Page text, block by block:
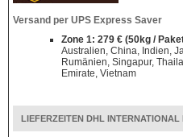
Versand per UPS Express Saver
Zone 1: 279 € (50kg /
Australien, China, Indien,
Rumänien, Singapur,
Emirate, Vietnam
LIEFERZEITEN DHL INTERNATIONAL